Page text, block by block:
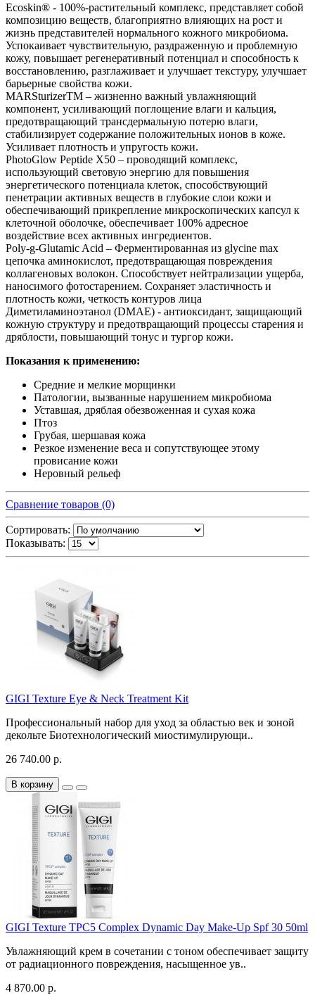
Ecoskin® - 100%-растительный комплекс, представляет собой
композицию веществ, благоприятно влияющих на рост и
жизнь представителей нормального кожного микробиома.
Успокаивает чувствительную, раздраженную и проблемную
кожу, повышает регенеративный потенциал и способность к
восстановлению, разглаживает и улучшает текстуру, улучшает
барьерные свойства кожи.
MARSturizerTM – жизненно важный увлажняющий
компонент, усиливающий поглощение влаги и кальция,
предотвращающий трансдермальную потерю влаги,
стабилизирует содержание положительных ионов в коже.
Усиливает плотность и упругость кожи.
PhotoGlow Peptide X50 – проводящий комплекс,
использующий световую энергию для повышения
энергетического потенциала клеток, способствующий
пенетрации активных веществ в глубокие слои кожи и
обеспечивающий прикрепление микроскопических капсул к
клеточной оболочке, обеспечивает 100% адресное
воздействие всех активных ингредиентов.
Poly-g-Glutamic Acid – Ферментированная из glycine max
цепочка аминокислот, предотвращающая повреждения
коллагеновых волокон. Способствует нейтрализации ущерба,
наносимого фотостарением. Сохраняет эластичность и
плотность кожи, четкость контуров лица
Диметиламиноэтанол (DMAE) - антиоксидант, защищающий
кожную структуру и предотвращающий процессы старения и
дряблости, повышающий тонус и тургор кожи.
Показания к применению:
Средние и мелкие морщинки
Патологии, вызванные нарушением микробиома
Уставшая, дряблая обезвоженная и сухая кожа
Птоз
Грубая, шершавая кожа
Резкое изменение веса и сопутствующее этому
провисание кожи
Неровный рельеф
Сравнение товаров (0)
Сортировать:
Показывать:
GIGI Texture Eye & Neck Treatment Kit
Профессиональный набор для уход за областью век и зоной
декольте Биотехнологический миостимулирующи..
26 740.00 р.
В корзину
GIGI Texture TPC5 Complex Dynamic Day Make-Up Spf 30 50ml
Увлажняющий крем в сочетании с тоном обеспечивает защиту
от радиационного повреждения, насыщенное ув..
4 870.00 р.